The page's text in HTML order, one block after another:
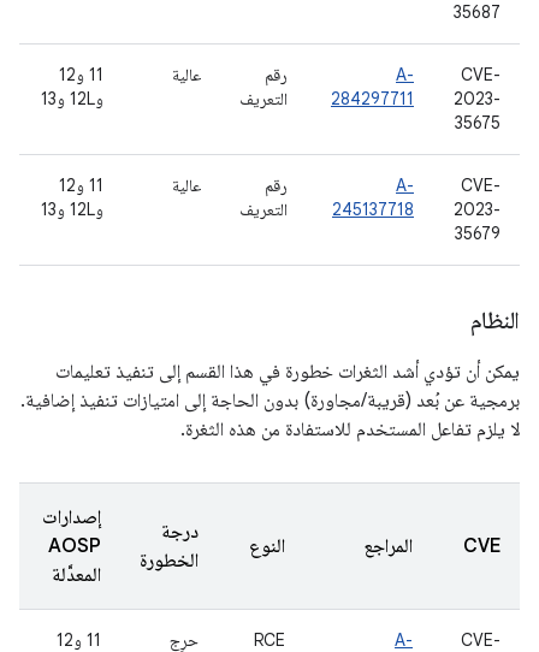
35687
CVE-
2023-
35675
A-
284297711
رقم
التعريف
عالية
11 و12
و12L و13
CVE-
2023-
35679
A-
245137718
رقم
التعريف
عالية
11 و12
و12L و13
النظام
يمكن أن تؤدي أشد الثغرات خطورة في هذا القسم إلى تنفيذ تعليمات
برمجية عن بُعد (قريبة/مجاورة) بدون الحاجة إلى امتيازات تنفيذ إضافية.
لا يلزم تفاعل المستخدم للاستفادة من هذه الثغرة.
CVE المراجع النوع
درجة
الخطورة
إصدارات
AOSP
المعدَّلة
CVE-
A-
RCE حرِج
11 و12